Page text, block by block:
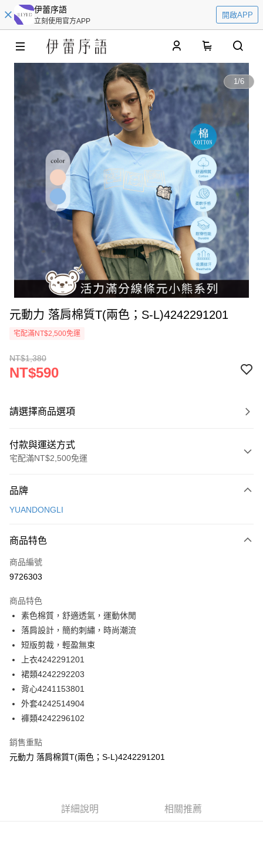
伊蕾序語
立刻使用官方APP
開啟APP
1/6
元動力 落肩棉質T(兩色；S-L)4242291201
宅配滿NT$2,500免運
NT$1,380
NT$590
請選擇商品選項
付款與運送方式
宅配滿NT$2,500免運
信用卡一次付款
相關說明
【大哥付你分期使用說明】
1.本服務由台灣大哥大提供，台灣大哥大用戶可立即使用無須另外申請。
2.付款方式選擇「大哥付你分期」，訂單成立後會自動跳轉到大哥付的交易
流程，驗證手機門號後，選擇欲分期的期數、繳款截止日，確認付款後即完
3.實際核准額度、可分期數及費用金額請依後續交易確認頁面所載為準。
4.訂單成立30分鐘內，如未前往確認交易或遇審核未通過，訂單將自動取
消。如遇「轉專審核」未通過狀況，表示未達大哥付你分期系統評分，恕無
法說明評估內容。
【繳款方式說明】
醒簡訊。
2.透過簡訊連結打開帳單後，可選擇「超商條碼／台灣大直營門市／銀行轉
帳／街口支付／iPASS MONEY」等通路繳費。
【注意事項】
1.本服務係由「台灣大哥大股份有限公司」（以下簡稱本公司）所提供，讓
買賣價金債權讓與本公司後，依約使用本公司帳單繳交帳款。
2.基於同意付款使用「大哥付你分期」之契約關係目的，商店將以您的個人
資料（包含姓名、電話或地址）提供予台灣大哥大進項蒐集、處理及利用，
運送方式
宅配
每筆NT$120，滿NT$2,500(含以上)免運費
品牌
YUANDONGLI
商品特色
商品編號
9726303
商品特色
素色棉質，舒適透氣，運動休閒
落肩設計，簡約刺繡，時尚潮流
短版剪裁，輕盈無束
上衣4242291201
裙類4242292203
背心4241153801
外套4242514904
褲類4242296102
銷售重點
元動力 落肩棉質T(兩色；S-L)4242291201
詳細說明 相關推薦